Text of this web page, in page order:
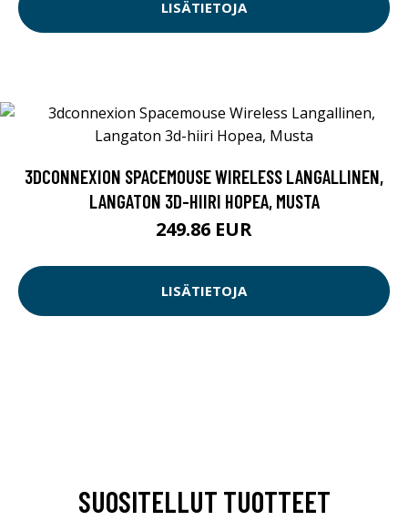
LISÄTIETOJA
3DCONNEXION SPACEMOUSE WIRELESS LANGALLINEN,
LANGATON 3D-HIIRI HOPEA, MUSTA
249.86 EUR
LISÄTIETOJA
SUOSITELLUT TUOTTEET